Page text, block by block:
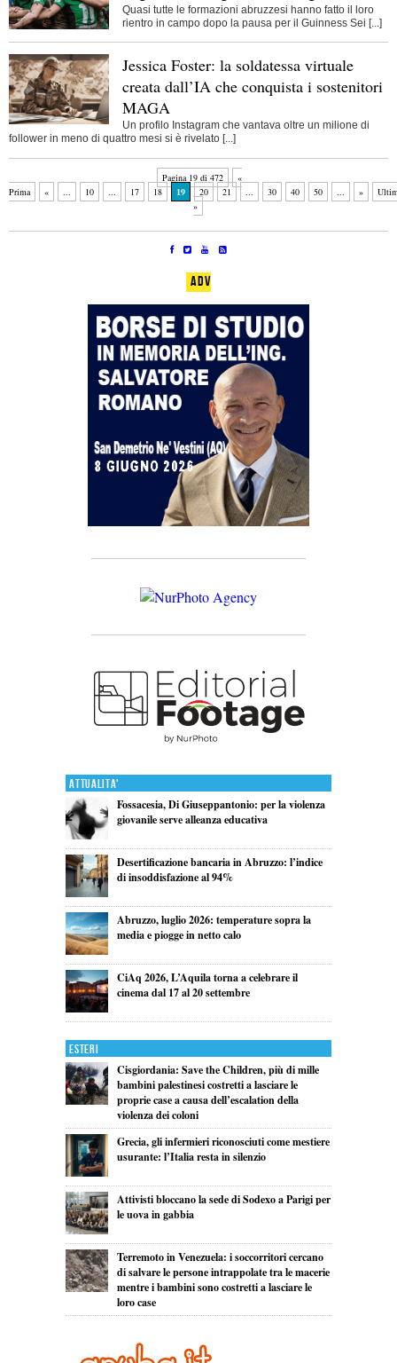
Quasi tutte le formazioni abruzzesi hanno fatto il loro
rientro in campo dopo la pausa per il Guinness Sei [...]
Jessica Foster: la soldatessa virtuale
creata dall’IA che conquista i sostenitori
MAGA
Un profilo Instagram che vantava oltre un milione di
follower in meno di quattro mesi si è rivelato [...]
Pagina 19 di 472
«
Prima
« 10 17 18 19 20 21 30 40 50 »
»
ADV
Attualita'
Fossacesia, Di Giuseppantonio: per la violenza
giovanile serve alleanza educativa
Desertificazione bancaria in Abruzzo: l’indice
di insoddisfazione al 94%
Abruzzo, luglio 2026: temperature sopra la
media e piogge in netto calo
CiAq 2026, L’Aquila torna a celebrare il
cinema dal 17 al 20 settembre
Esteri
Cisgiordania: Save the Children, più di mille
bambini palestinesi costretti a lasciare le
proprie case a causa dell’escalation della
violenza dei coloni
Grecia, gli infermieri riconosciuti come mestiere
usurante: l’Italia resta in silenzio
Attivisti bloccano la sede di Sodexo a Parigi per
le uova in gabbia
Terremoto in Venezuela: i soccorritori cercano
di salvare le persone intrappolate tra le macerie
mentre i bambini sono costretti a lasciare le
loro case